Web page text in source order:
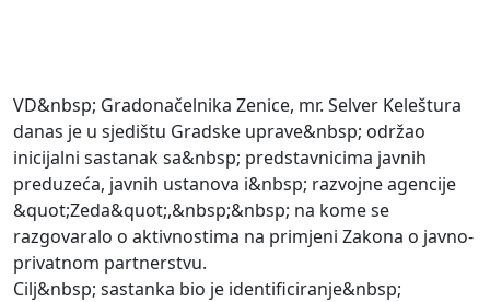
VD&nbsp; Gradonačelnika Zenice, mr. Selver Keleštura
danas je u sjedištu Gradske uprave&nbsp; održao
inicijalni sastanak sa&nbsp; predstavnicima javnih
preduzeća, javnih ustanova i&nbsp; razvojne agencije
&quot;Zeda&quot;,&nbsp;&nbsp; na kome se
razgovaralo o aktivnostima na primjeni Zakona o javno-
privatnom partnerstvu.
Cilj&nbsp; sastanka bio je identificiranje&nbsp;